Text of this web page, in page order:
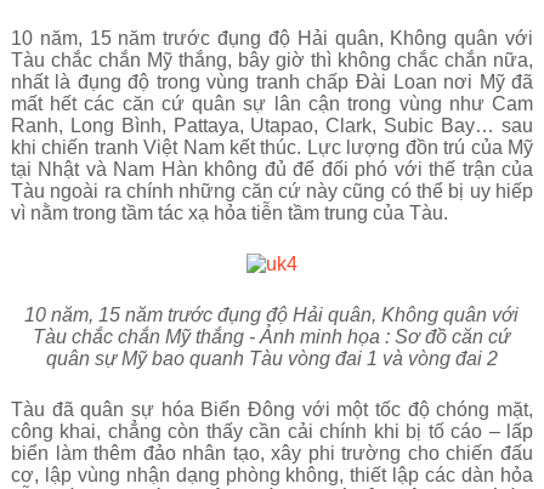
10 năm, 15 năm trước đụng độ Hải quân, Không quân với
Tàu chắc chắn Mỹ thắng, bây giờ thì không chắc chắn nữa,
nhất là đụng độ trong vùng tranh chấp Đài Loan nơi Mỹ đã
mất hết các căn cứ quân sự lân cận trong vùng như Cam
Ranh, Long Bình, Pattaya, Utapao, Clark, Subic Bay… sau
khi chiến tranh Việt Nam kết thúc. Lực lượng đồn trú của Mỹ
tại Nhật và Nam Hàn không đủ để đối phó với thế trận của
Tàu ngoài ra chính những căn cứ này cũng có thể bị uy hiếp
vì nằm trong tầm tác xạ hỏa tiễn tầm trung của Tàu.
10 năm, 15 năm trước đụng độ Hải quân, Không quân với
Tàu chắc chắn Mỹ thắng - Ảnh minh họa : Sơ đồ căn cứ
quân sự Mỹ bao quanh Tàu vòng đai 1 và vòng đai 2
Tàu đã quân sự hóa Biển Đông với một tốc độ chóng mặt,
công khai, chẳng còn thấy cần cải chính khi bị tố cáo – lấp
biển làm thêm đảo nhân tạo, xây phi trường cho chiến đấu
cơ, lập vùng nhận dạng phòng không, thiết lập các dàn hỏa